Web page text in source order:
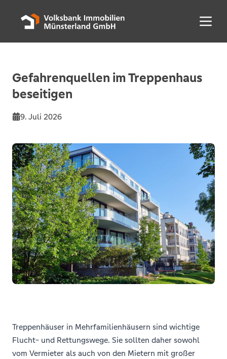
Menü
Gefahrenquellen im Treppenhaus
beseitigen
9. Juli 2026
Treppenhäuser in Mehrfamilienhäusern sind wichtige
Flucht- und Rettungswege. Sie sollten daher sowohl
vom Vermieter als auch von den Mietern mit großer